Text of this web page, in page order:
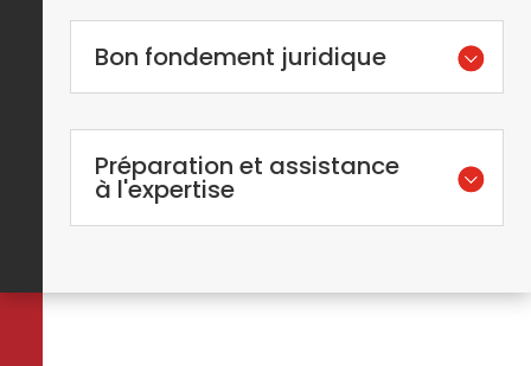
Bon fondement juridique
Préparation et assistance
à l'expertise